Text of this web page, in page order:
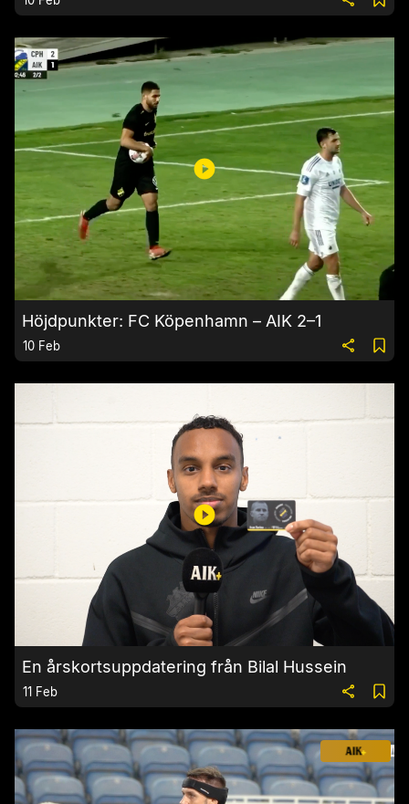
Höjdpunkter: FC Köpenhamn – AIK 2–1
10 Feb
En årskortsuppdatering från Bilal Hussein
11 Feb